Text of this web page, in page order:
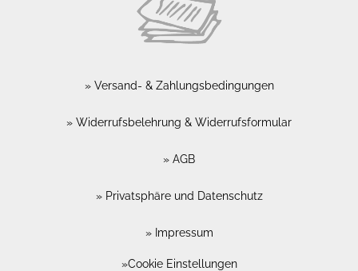
Versand- & Zahlungsbedingungen
Widerrufsbelehrung & Widerrufsformular
AGB
Privatsphäre und Datenschutz
Impressum
Cookie Einstellungen